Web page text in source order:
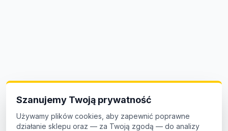
Szanujemy Twoją prywatność
Używamy plików cookies, aby zapewnić poprawne
działanie sklepu oraz — za Twoją zgodą — do analizy